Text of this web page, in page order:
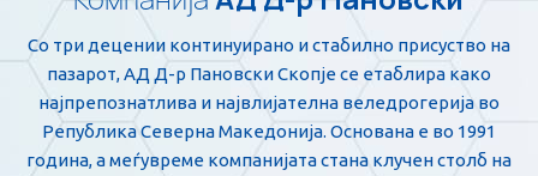
Со три децении континуирано и стабилно присуство на
пазарот, АД Д-р Пановски Скопјe се етаблира како
најпрепознатлива и највлијателна веледрогерија во
Република Северна Македонија. Основана е во 1991
година, а меѓувреме компанијата стана клучен столб на